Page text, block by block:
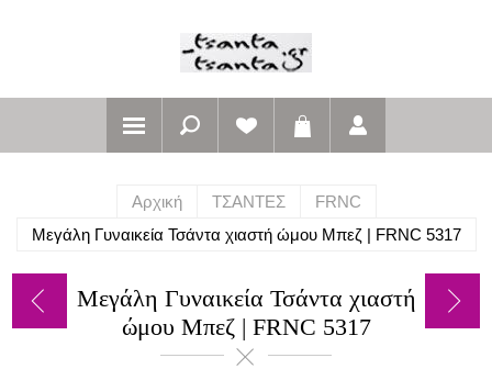
Αρχική ΤΣΑΝΤΕΣ
FRNC
Μεγάλη Γυναικεία Τσάντα χιαστή ώμου Μπεζ | FRNC 5317
Μεγάλη Γυναικεία Τσάντα χιαστή
ώμου Μπεζ | FRNC 5317